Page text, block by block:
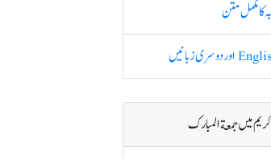
کا مکمل متن
میں جمعة المبارک